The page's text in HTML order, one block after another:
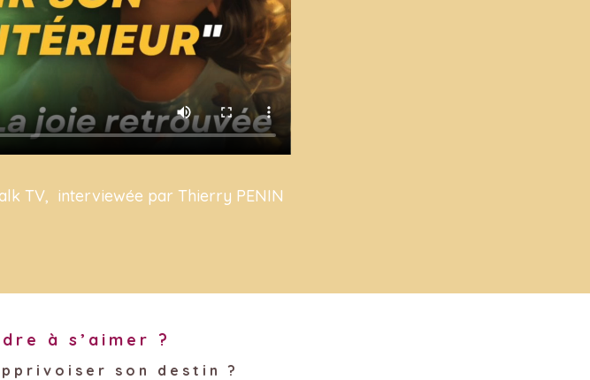
TV, interviewée par Thierry PENIN
à s’aimer ?
son destin ?